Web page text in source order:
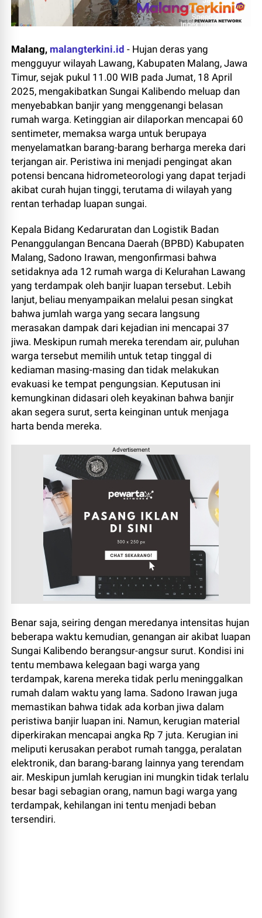
Malang, malangterkini.id - Hujan deras yang
mengguyur wilayah Lawang, Kabupaten Malang, Jawa
Timur, sejak pukul 11.00 WIB pada Jumat, 18 April
2025, mengakibatkan Sungai Kalibendo meluap dan
menyebabkan banjir yang menggenangi belasan
rumah warga. Ketinggian air dilaporkan mencapai 60
sentimeter, memaksa warga untuk berupaya
menyelamatkan barang-barang berharga mereka dari
terjangan air. Peristiwa ini menjadi pengingat akan
potensi bencana hidrometeorologi yang dapat terjadi
akibat curah hujan tinggi, terutama di wilayah yang
rentan terhadap luapan sungai.
Kepala Bidang Kedaruratan dan Logistik Badan
Penanggulangan Bencana Daerah (BPBD) Kabupaten
Malang, Sadono Irawan, mengonfirmasi bahwa
setidaknya ada 12 rumah warga di Kelurahan Lawang
yang terdampak oleh banjir luapan tersebut. Lebih
lanjut, beliau menyampaikan melalui pesan singkat
bahwa jumlah warga yang secara langsung
merasakan dampak dari kejadian ini mencapai 37
jiwa. Meskipun rumah mereka terendam air, puluhan
warga tersebut memilih untuk tetap tinggal di
kediaman masing-masing dan tidak melakukan
evakuasi ke tempat pengungsian. Keputusan ini
kemungkinan didasari oleh keyakinan bahwa banjir
akan segera surut, serta keinginan untuk menjaga
harta benda mereka.
Advertisement
Benar saja, seiring dengan meredanya intensitas hujan
beberapa waktu kemudian, genangan air akibat luapan
Sungai Kalibendo berangsur-angsur surut. Kondisi ini
tentu membawa kelegaan bagi warga yang
terdampak, karena mereka tidak perlu meninggalkan
rumah dalam waktu yang lama. Sadono Irawan juga
memastikan bahwa tidak ada korban jiwa dalam
peristiwa banjir luapan ini. Namun, kerugian material
diperkirakan mencapai angka Rp 7 juta. Kerugian ini
meliputi kerusakan perabot rumah tangga, peralatan
elektronik, dan barang-barang lainnya yang terendam
air. Meskipun jumlah kerugian ini mungkin tidak terlalu
besar bagi sebagian orang, namun bagi warga yang
terdampak, kehilangan ini tentu menjadi beban
tersendiri.